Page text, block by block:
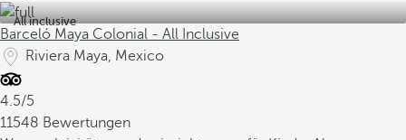
All inclusive
Barceló Maya Colonial - All Inclusive
Riviera Maya, Mexico
4.5/5
11548 Bewertungen